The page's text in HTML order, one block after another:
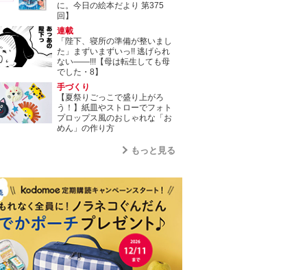
に。今日の絵本だより 第375
回】
連載
「陛下、寝所の準備が整いまし
た」まずいまずいっ!! 逃げられ
ない――!!!【母は転生しても母
でした・8】
手づくり
【夏祭りごっこで盛り上がろ
う！】紙皿やストローでフォト
プロップス風のおしゃれな「お
めん」の作り方
もっと見る